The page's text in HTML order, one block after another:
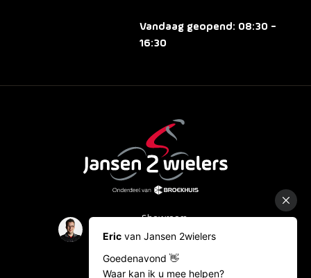
Vandaag geopend: 08:30 -
16:30
Showroom
Occasions